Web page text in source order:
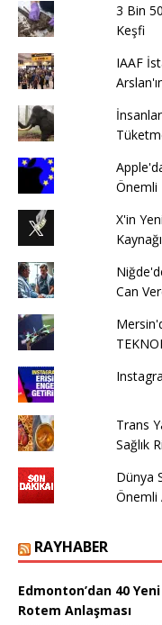
3 Bin
Keşfi
IAAF
Önemli
X'in
Can
Trans
Sağlık
Dünya
Önemli
RAYHABER
Edmonton’dan 40
Rotem Anlaşması